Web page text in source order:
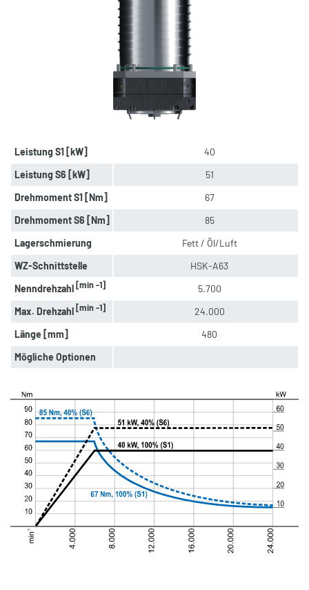
Leistung S1 [kW]
40
Leistung S6 [kW]
51
Drehmoment S1 [Nm]
67
Drehmoment S6 [Nm]
85
Lagerschmierung
Fett / Öl/Luft
WZ-Schnittstelle
HSK-A63
Nenndrehzahl[min -1]
5.700
Max. Drehzahl[min -1]
24.000
Länge [mm]
480
Mögliche Optionen